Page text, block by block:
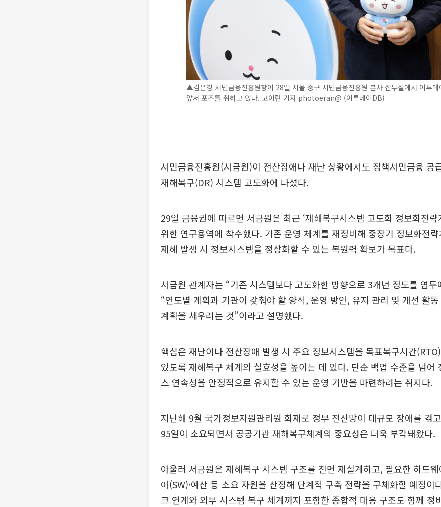
▲김은경 서민금융진흥원장이 28일 서울 중구 서민금융진흥원 본사 집무실에서 이투데
앞서 포즈를 취하고 있다. 고이란 기자 photoeran@ (이투데이DB)
서민금융진흥원(서금원)이 전산장애나 재난 상황에서도 정책서민금융 공
재해복구(DR) 시스템 고도화에 나섰다.
29일 금융권에 따르면 서금원은 최근 ‘재해복구시스템 고도화 정보화전략
위한 연구용역에 착수했다. 기존 운영 체계를 재정비해 중장기 정보화전
재해 발생 시 정보시스템을 정상화할 수 있는 복원력 확보가 목표다.
서금원 관계자는 “기존 시스템보다 고도화한 방향으로 3개년 정도를 염두
“연도별 계획과 기관이 갖춰야 할 양식, 운영 방안, 유지 관리 및 개선 활
계획을 세우려는 것”이라고 설명했다.
핵심은 재난이나 전산장애 발생 시 주요 정보시스템을 목표복구시간
있도록 재해복구 체계의 실효성을 높이는 데 있다. 단순 백업 수준을 넘어
스 연속성을 안정적으로 유지할 수 있는 운영 기반을 마련하려는 취지다.
지난해 9월 국가정보자원관리원 화재로 정부 전산망이 대규모 장애를 겪
95일이 소요되면서 공공기관 재해복구체계의 중요성은 더욱 부각돼왔다.
아울러 서금원은 재해복구 시스템 구조를 전면 재설계하고, 필요한 하드웨
어(SW)·예산 등 소요 자원을 산정해 단계적 구축 전략을 구체화할 예정이
크 연계와 외부 시스템 복구 체계까지 포함한 종합적 대응 구조도 함께 정